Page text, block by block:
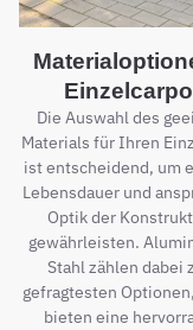
Die Auswahl des
Materials für Ihren
ist entscheidend, um
Lebensdauer und
Optik der
gewährleisten.
Stahl zählen dabei
gefragtesten
bieten eine